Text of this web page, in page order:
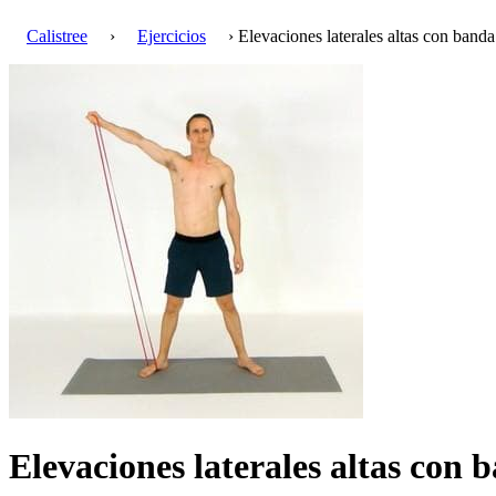
Calistree › Ejercicios › Elevaciones laterales altas con banda
Elevaciones laterales altas con